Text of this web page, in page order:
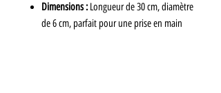
Dimensions : Longueur de 30 cm, diamètre
de 6 cm, parfait pour une prise en main